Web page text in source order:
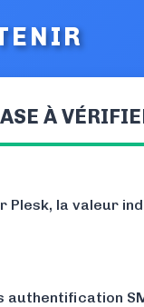
À
Plesk, la valeur